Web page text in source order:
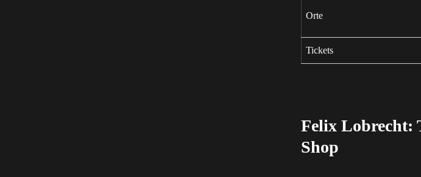
Orte
Tickets
Felix Lobrecht:
Shop